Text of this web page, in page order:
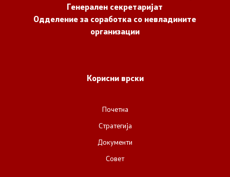
Генерален секретаријат
Одделение за соработка со невладините
организации
Корисни врски
Почетна
Стратегија
Документи
Совет